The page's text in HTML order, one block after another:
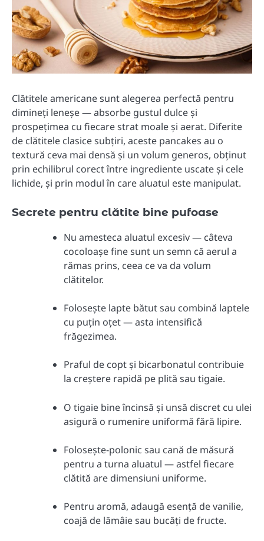
Clătitele americane sunt alegerea perfectă pentru
dimineți leneșe — absorbe gustul dulce și
prospețimea cu fiecare strat moale și aerat. Diferite
de clătitele clasice subțiri, aceste pancakes au o
textură ceva mai densă și un volum generos, obținut
prin echilibrul corect între ingrediente uscate și cele
lichide, și prin modul în care aluatul este manipulat.
Secrete pentru clătite bine pufoase
Nu amesteca aluatul excesiv — câteva
cocoloașe fine sunt un semn că aerul a
rămas prins, ceea ce va da volum
clătitelor.
Folosește lapte bătut sau combină laptele
cu puțin oțet — asta intensifică
frăgezimea.
Praful de copt și bicarbonatul contribuie
la creștere rapidă pe plită sau tigaie.
O tigaie bine încinsă și unsă discret cu ulei
asigură o rumenire uniformă fără lipire.
Folosește-polonic sau cană de măsură
pentru a turna aluatul — astfel fiecare
clătită are dimensiuni uniforme.
Pentru aromă, adaugă esență de vanilie,
coajă de lămâie sau bucăți de fructe.